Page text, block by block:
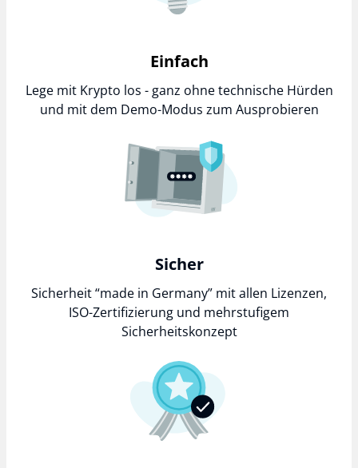
Einfach
Lege mit Krypto los - ganz ohne technische Hürden
und mit dem Demo-Modus zum Ausprobieren
Sicher
Sicherheit “made in Germany” mit allen Lizenzen,
ISO-Zertifizierung und mehrstufigem
Sicherheitskonzept